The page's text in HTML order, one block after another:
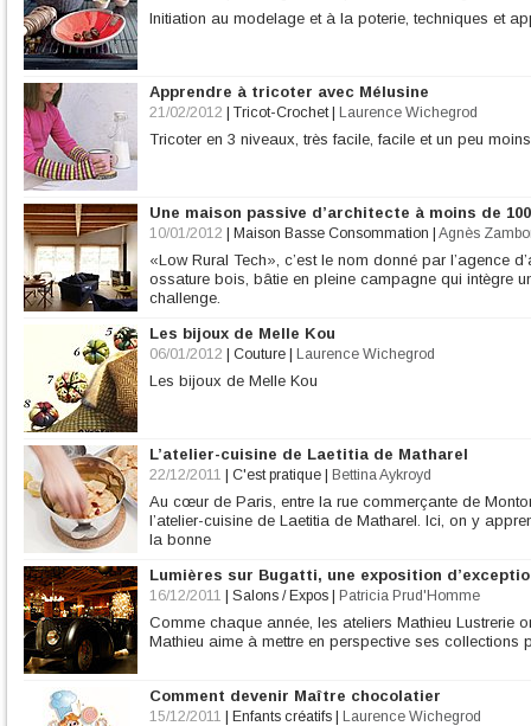
Initiation au modelage et à la poterie, techniques et
Apprendre à tricoter avec Mélusine
21/02/2012 Tricot-Crochet| Laurence Wichegrod
Tricoter en 3 niveaux, très facile, facile et un peu
Une maison passive d’architecte à moins de 100
10/01/2012 Maison Basse Consommation Agnès
«Low Rural Tech», c’est le nom donné par l’agence
ossature bois, bâtie en pleine campagne qui intègre
challenge.
Les bijoux de Melle Kou
06/01/2012 Couture Laurence Wichegrod
Les bijoux de Melle Kou
L’atelier-cuisine de Laetitia de Matharel
22/12/2011 C'est pratique Bettina Aykroyd
Au cœur de Paris, entre la rue commerçante de
l’atelier-cuisine de Laetitia de Matharel. Ici, on y
la bonne
Lumières sur Bugatti, une exposition
16/12/2011 Salons / Expos Patricia Prud'Homme
Comme chaque année, les ateliers Mathieu Lustrerie
Mathieu aime à mettre en perspective ses collections
Comment devenir Maître chocolatier
15/12/2011 Enfants créatifs Laurence Wichegrod